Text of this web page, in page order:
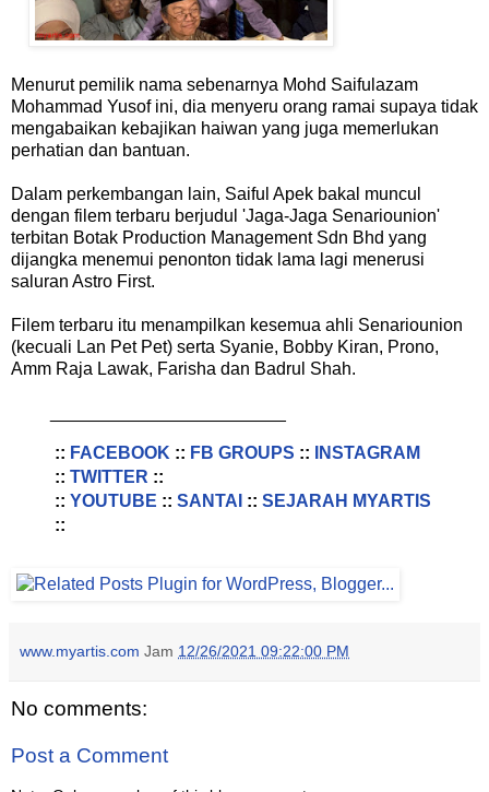
Menurut pemilik nama sebenarnya Mohd Saifulazam
Mohammad Yusof ini, dia menyeru orang ramai supaya tidak
mengabaikan kebajikan haiwan yang juga memerlukan
perhatian dan bantuan.
Dalam perkembangan lain, Saiful Apek bakal muncul
dengan filem terbaru berjudul 'Jaga-Jaga Senariounion'
terbitan Botak Production Management Sdn Bhd yang
dijangka menemui penonton tidak lama lagi menerusi
saluran Astro First.
Filem terbaru itu menampilkan kesemua ahli Senariounion
(kecuali Lan Pet Pet) serta Syanie, Bobby Kiran, Prono,
Amm Raja Lawak, Farisha dan Badrul Shah.
:: FACEBOOK :: FB GROUPS ::
INSTAGRAM
:: TWITTER ::
:: YOUTUBE :: SANTAI :: SEJARAH MYARTIS
::
www.myartis.com Jam 12/26/2021 09:22:00 PM
No comments:
Post a Comment